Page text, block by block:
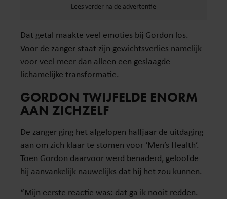
Dat getal maakte veel emoties bij Gordon los.
Voor de zanger staat zijn gewichtsverlies namelijk
voor veel meer dan alleen een geslaagde
lichamelijke transformatie.
GORDON TWIJFELDE ENORM
AAN ZICHZELF
De zanger ging het afgelopen halfjaar de uitdaging
aan om zich klaar te stomen voor ‘Men’s Health’.
Toen Gordon daarvoor werd benaderd, geloofde
hij aanvankelijk nauwelijks dat hij het zou kunnen.
“Mijn eerste reactie was: dat ga ik nooit redden.